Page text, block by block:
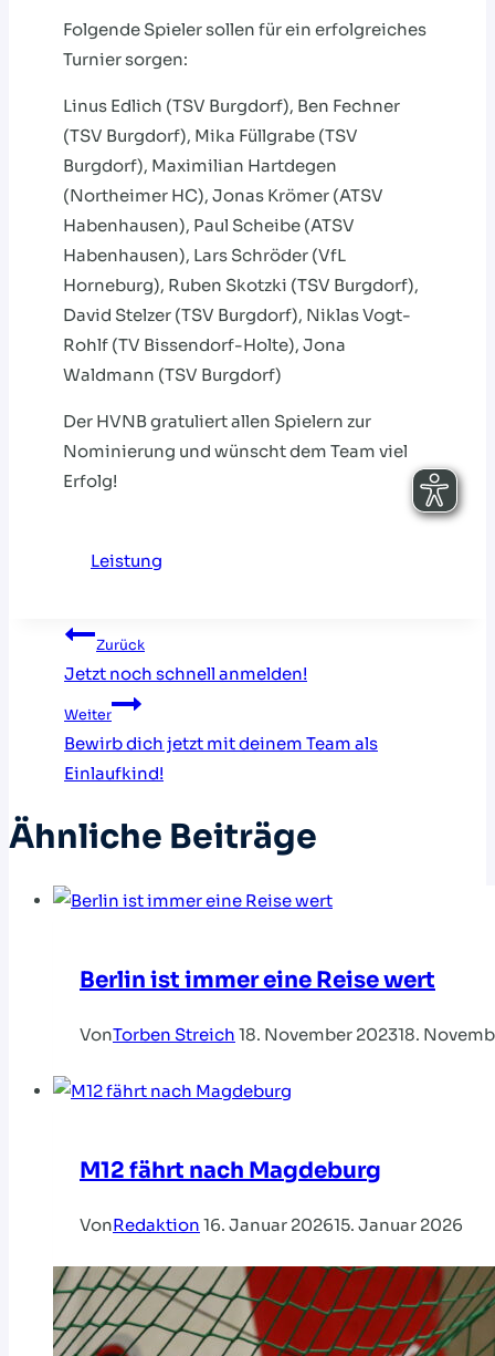
Folgende Spieler sollen für ein erfolgreiches
Turnier sorgen:
Linus Edlich (TSV Burgdorf), Ben Fechner
(TSV Burgdorf), Mika Füllgrabe (TSV
Burgdorf), Maximilian Hartdegen
(Northeimer HC), Jonas Krömer (ATSV
Habenhausen), Paul Scheibe (ATSV
Habenhausen), Lars Schröder (VfL
Horneburg), Ruben Skotzki (TSV Burgdorf),
David Stelzer (TSV Burgdorf), Niklas Vogt-
Rohlf (TV Bissendorf-Holte), Jona
Waldmann (TSV Burgdorf)
Der HVNB gratuliert allen Spielern zur
Nominierung und wünscht dem Team viel
Erfolg!
Leistung
Beitragsnavigation
Zurück
Jetzt noch schnell anmelden!
Weiter
Bewirb dich jetzt mit deinem Team als
Einlaufkind!
Ähnliche Beiträge
Berlin ist immer eine Reise wert
VonTorben Streich 18. November 202318.
M12 fährt nach Magdeburg
VonRedaktion 16. Januar 202615. Januar 2026